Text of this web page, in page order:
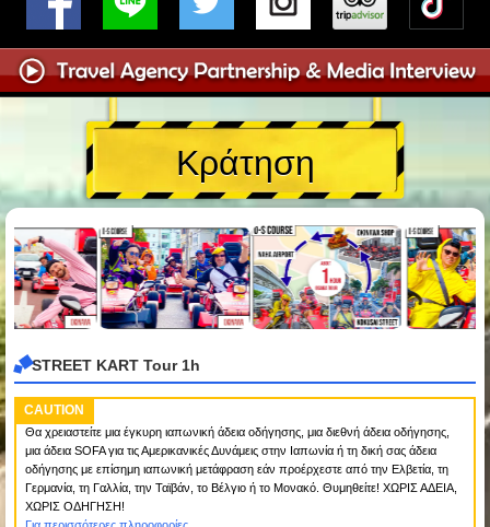
Κράτηση
STREET KART Tour 1h
CAUTION
Θα χρειαστείτε μια έγκυρη ιαπωνική άδεια οδήγησης, μια διεθνή άδεια οδήγησης,
μια άδεια SOFA για τις Αμερικανικές Δυνάμεις στην Ιαπωνία ή τη δική σας άδεια
οδήγησης με επίσημη ιαπωνική μετάφραση εάν προέρχεστε από την Ελβετία, τη
Γερμανία, τη Γαλλία, την Ταϊβάν, το Βέλγιο ή το Μονακό. Θυμηθείτε! ΧΩΡΙΣ ΑΔΕΙΑ,
ΧΩΡΙΣ ΟΔΗΓΗΣΗ!
Για περισσότερες πληροφορίες.